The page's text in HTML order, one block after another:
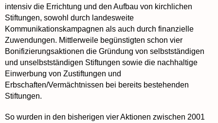
intensiv die Errichtung und den Aufbau von kirchlichen
Stiftungen, sowohl durch landesweite
Kommunikationskampagnen als auch durch finanzielle
Zuwendungen. Mittlerweile begünstigten schon vier
Bonifizierungsaktionen die Gründung von selbstständigen
und unselbstständigen Stiftungen sowie die nachhaltige
Einwerbung von Zustiftungen und
Erbschaften/Vermächtnissen bei bereits bestehenden
Stiftungen.
So wurden in den bisherigen vier Aktionen zwischen 2001